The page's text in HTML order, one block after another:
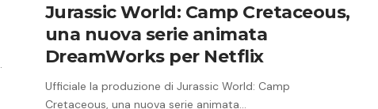
Jurassic World: Camp Cretaceous,
una nuova serie animata
DreamWorks per Netflix
Ufficiale la produzione di Jurassic World: Camp
Cretaceous, una nuova serie animata…